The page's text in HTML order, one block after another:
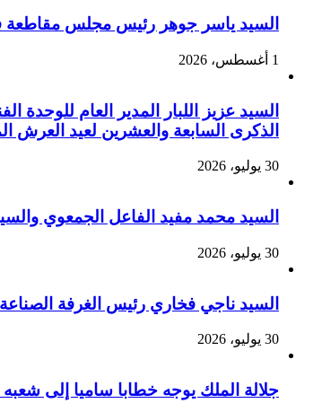
السيد ياسر جوهر رئيس مجلس مقاطعة فاس
1 أغسطس، 2026
السيد عزيز اللبار المدير العام
الذكرى السابعة والعشرين لعيد العرش
30 يوليو، 2026
السيد محمد مفيد الفاعل الجمعوي والسياسي
30 يوليو، 2026
السيد ناجي فخاري رئيس الغرفة الصناعة
30 يوليو، 2026
جلالة الملك يوجه خطابا ساميا إلى